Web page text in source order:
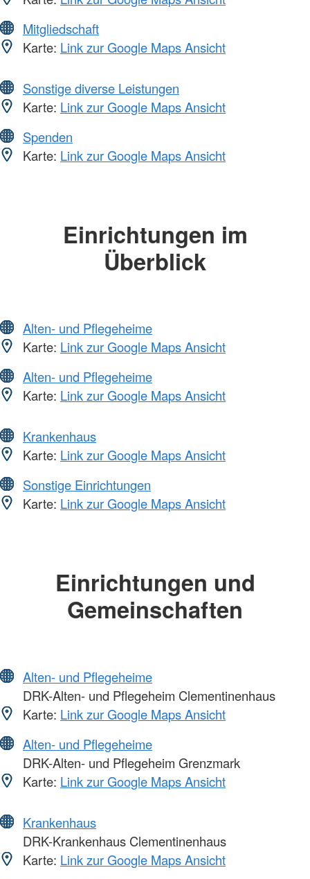
Mitgliedschaft
Karte: Link zur Google Maps Ansicht
Sonstige diverse Leistungen
Karte: Link zur Google Maps Ansicht
Spenden
Karte: Link zur Google Maps Ansicht
Einrichtungen im
Überblick
Alten- und Pflegeheime
Karte: Link zur Google Maps Ansicht
Alten- und Pflegeheime
Karte: Link zur Google Maps Ansicht
Krankenhaus
Karte: Link zur Google Maps Ansicht
Sonstige Einrichtungen
Karte: Link zur Google Maps Ansicht
Einrichtungen und
Gemeinschaften
Alten- und Pflegeheime
DRK-Alten- und Pflegeheim Clementinenhaus
Karte: Link zur Google Maps Ansicht
Alten- und Pflegeheime
DRK-Alten- und Pflegeheim Grenzmark
Karte: Link zur Google Maps Ansicht
Krankenhaus
DRK-Krankenhaus Clementinenhaus
Karte: Link zur Google Maps Ansicht